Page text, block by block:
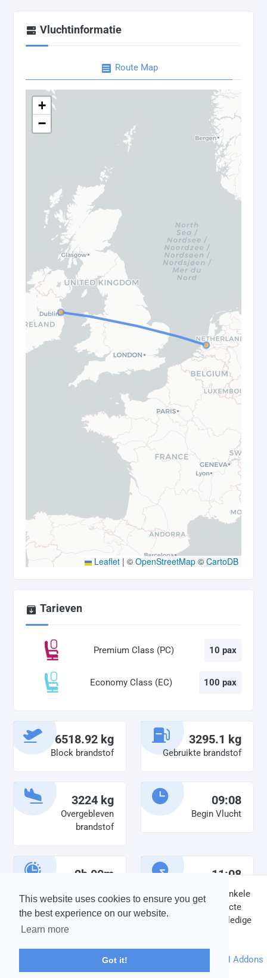
This website uses cookies to ensure you get
the best experience on our website.
Learn more
Got it!
Vluchtinformatie
Route Map
+
−
Leaflet | © OpenStreetMap © CartoDB
Tarieven
Premium Class (PC) 10 pax
Economy Class (EC) 100 pax
6518.92 kg
Block brandstof
3295.1 kg
Gebruikte brandstof
3224 kg
Overgebleven
brandstof
09:08
Begin Vlucht
2h 00m 11:08
Einde vlucht
DISCLAIMER: V-Bird Virtual Airlines Group kan op geen enkele
wijze aansprakelijkheid aanvaarden voor directe of indirecte
schade die is ontstaan ten gevolge van onjuiste of onvolledige
informatie op deze website.
© 2004 - 2026 V-Bird Virtual Airlines Group |Credits
Powered byphpVMS DH Addons